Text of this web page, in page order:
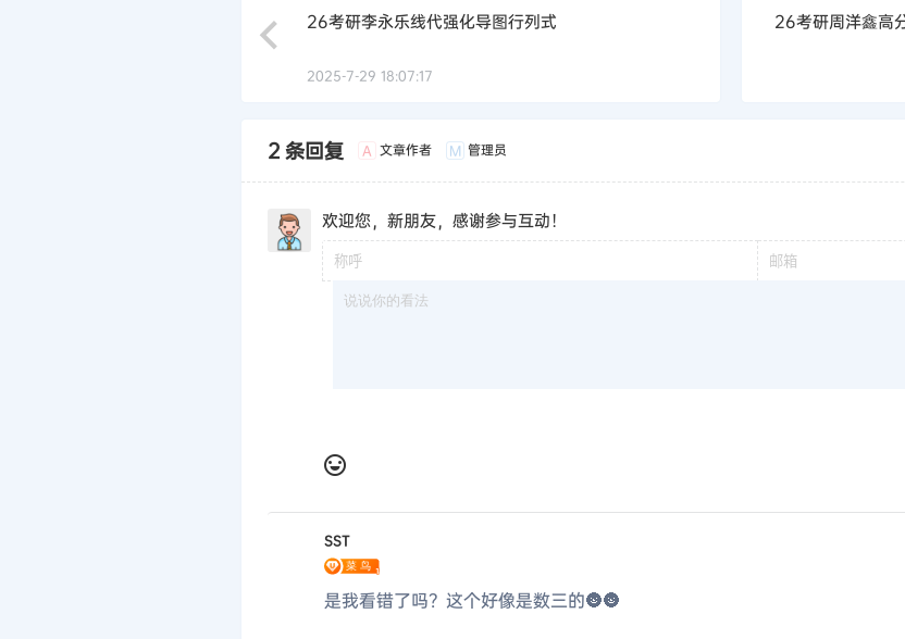
26考研李永乐线代强化导图行列式
2025-7-29 18:07:17
26考研周洋鑫高
2 条回复 A 文章作者 M 管理员
欢迎您，新朋友，感谢参与互动！
SST
是我看错了吗？这个好像是数三的🌚🌚